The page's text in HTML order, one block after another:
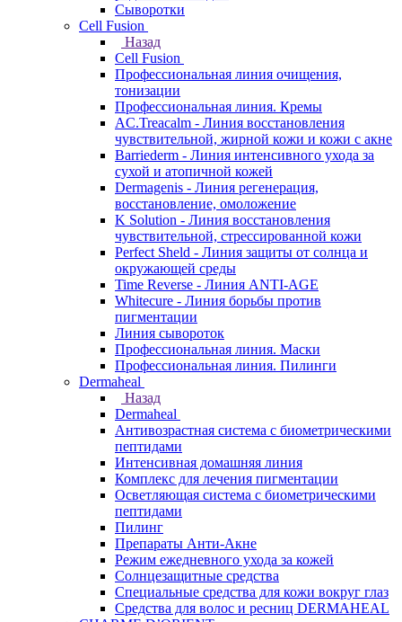
Сыворотки
Cell Fusion
Назад
Cell Fusion
Профессиональная линия очищения,
тонизации
Профессиональная линия. Кремы
AC.Treacalm - Линия восстановления
чувствительной, жирной кожи и кожи с акне
Barriederm - Линия интенсивного ухода за
сухой и атопичной кожей
Dermagenis - Линия регенерация,
восстановление, омоложение
K Solution - Линия восстановления
чувствительной, стрессированной кожи
Perfect Sheld - Линия защиты от солнца и
окружающей среды
Time Reverse - Линия ANTI-AGE
Whitecure - Линия борьбы против
пигментации
Линия сывороток
Профессиональная линия. Маски
Профессиональная линия. Пилинги
Dermaheal
Назад
Dermaheal
Антивозрастная система с биометрическими
пептидами
Интенсивная домашняя линия
Комплекс для лечения пигментации
Осветляющая система с биометрическими
пептидами
Пилинг
Препараты Анти-Акне
Режим ежедневного ухода за кожей
Солнцезащитные средства
Специальные средства для кожи вокруг глаз
Средства для волос и ресниц DERMAHEAL